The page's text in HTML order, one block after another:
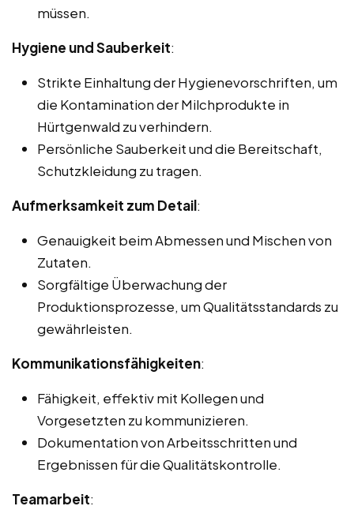
müssen.
Hygiene und Sauberkeit:
Strikte Einhaltung der Hygienevorschriften, um
die Kontamination der Milchprodukte in
Hürtgenwald zu verhindern.
Persönliche Sauberkeit und die Bereitschaft,
Schutzkleidung zu tragen.
Aufmerksamkeit zum Detail:
Genauigkeit beim Abmessen und Mischen von
Zutaten.
Sorgfältige Überwachung der
Produktionsprozesse, um Qualitätsstandards zu
gewährleisten.
Kommunikationsfähigkeiten:
Fähigkeit, effektiv mit Kollegen und
Vorgesetzten zu kommunizieren.
Dokumentation von Arbeitsschritten und
Ergebnissen für die Qualitätskontrolle.
Teamarbeit: